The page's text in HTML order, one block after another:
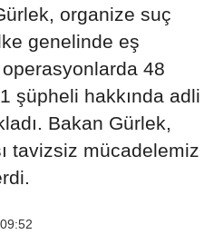
organize suç
genelinde eş
48
şüpheli hakkında adli
Bakan Gürlek,
tavizsiz mücadelemiz